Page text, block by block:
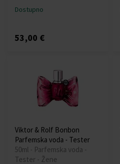
Dostupno
53,00 €
Viktor & Rolf Bonbon
Parfemska voda - Tester
50ml - Parfemska voda -
Tester - Žene